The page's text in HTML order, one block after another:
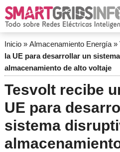
Inicio» Almacenamiento Energía»
la UE para desarrollar un
almacenamiento de alto voltaje
Tesvolt recibe
UE para
sistema